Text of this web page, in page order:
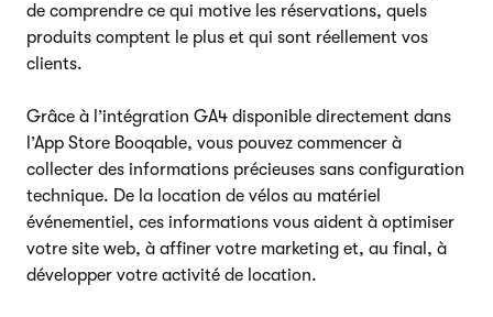
de comprendre ce qui motive les réservations, quels
produits comptent le plus et qui sont réellement vos
clients.
Grâce à l’intégration GA4 disponible directement dans
l’App Store Booqable, vous pouvez commencer à
collecter des informations précieuses sans configuration
technique. De la location de vélos au matériel
événementiel, ces informations vous aident à optimiser
votre site web, à affiner votre marketing et, au final, à
développer votre activité de location.